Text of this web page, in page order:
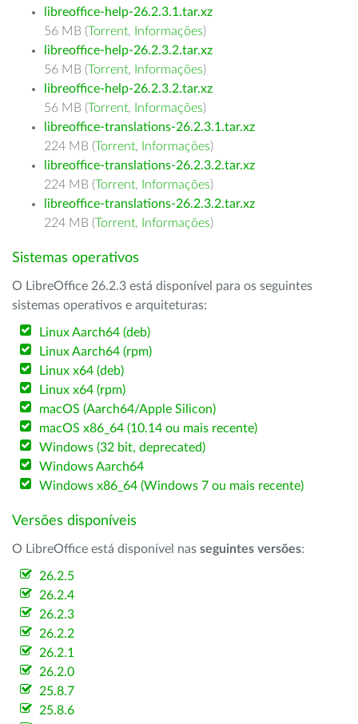
libreoffice-help-26.2.3.1.tar.xz
56 MB (Torrent, Informações)
libreoffice-help-26.2.3.2.tar.xz
56 MB (Torrent, Informações)
libreoffice-help-26.2.3.2.tar.xz
56 MB (Torrent, Informações)
libreoffice-translations-26.2.3.1.tar.xz
224 MB (Torrent, Informações)
libreoffice-translations-26.2.3.2.tar.xz
224 MB (Torrent, Informações)
libreoffice-translations-26.2.3.2.tar.xz
224 MB (Torrent, Informações)
Sistemas operativos
O LibreOffice 26.2.3 está disponível para os seguintes
sistemas operativos e arquiteturas:
Linux Aarch64 (deb)
Linux Aarch64 (rpm)
Linux x64 (deb)
Linux x64 (rpm)
macOS (Aarch64/Apple Silicon)
macOS x86_64 (10.14 ou mais recente)
Windows (32 bit, deprecated)
Windows Aarch64
Windows x86_64 (Windows 7 ou mais recente)
Versões disponíveis
O LibreOffice está disponível nas seguintes versões:
26.2.5
26.2.4
26.2.3
26.2.2
26.2.1
26.2.0
25.8.7
25.8.6